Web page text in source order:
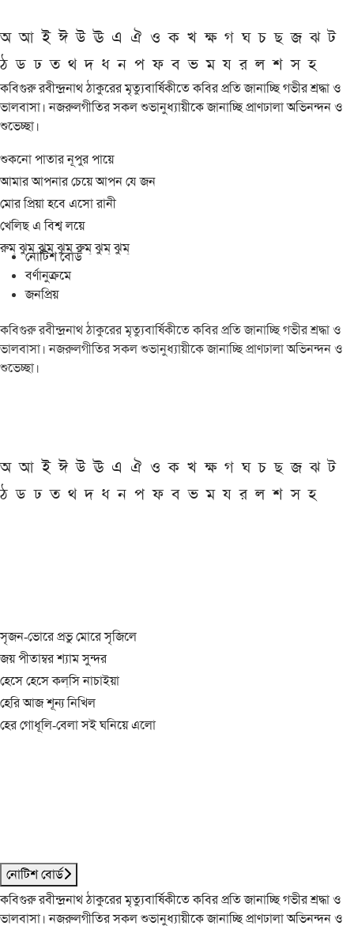
অ আ ই ঈ উ ঊ এ ঐ ও ক খ ক্ষ গ ঘ চ ছ জ ঝ ট
ঠ ড ঢ ত থ দ ধ ন প ফ ব ভ ম য র ল শ স হ
কবিগুরু রবীন্দ্রনাথ ঠাকুরের মৃত্যুবার্ষিকীতে কবির প্রতি জানাচ্ছি গভীর শ্রদ্ধা ও
ভালবাসা। নজরুলগীতির সকল শুভানুধ্যায়ীকে জানাচ্ছি প্রাণঢালা অভিনন্দন ও
শুভেচ্ছা।
শুকনো পাতার নূপুর পায়ে
আমার আপনার চেয়ে আপন যে জন
মোর প্রিয়া হবে এসো রানী
খেলিছ এ বিশ্ব লয়ে
রুম্ ঝুম্ ঝুম্ ঝুম্ রুম্ ঝুম্ ঝুম্
নোটিশ বোর্ড
বর্ণানুক্রমে
জনপ্রিয়
কবিগুরু রবীন্দ্রনাথ ঠাকুরের মৃত্যুবার্ষিকীতে কবির প্রতি জানাচ্ছি গভীর শ্রদ্ধা ও
ভালবাসা। নজরুলগীতির সকল শুভানুধ্যায়ীকে জানাচ্ছি প্রাণঢালা অভিনন্দন ও
শুভেচ্ছা।
অ আ ই ঈ উ ঊ এ ঐ ও ক খ ক্ষ গ ঘ চ ছ জ ঝ ট
ঠ ড ঢ ত থ দ ধ ন প ফ ব ভ ম য র ল শ স হ
সৃজন-ভোরে প্রভু মোরে সৃজিলে
জয় পীতাম্বর শ্যাম সুন্দর
হেসে হেসে কল্‌সি নাচাইয়া
হেরি আজ শূন্য নিখিল
হের গোধূলি-বেলা সই ঘনিয়ে এলো
নোটিশ বোর্ড
কবিগুরু রবীন্দ্রনাথ ঠাকুরের মৃত্যুবার্ষিকীতে কবির প্রতি জানাচ্ছি গভীর শ্রদ্ধা ও
ভালবাসা। নজরুলগীতির সকল শুভানুধ্যায়ীকে জানাচ্ছি প্রাণঢালা অভিনন্দন ও